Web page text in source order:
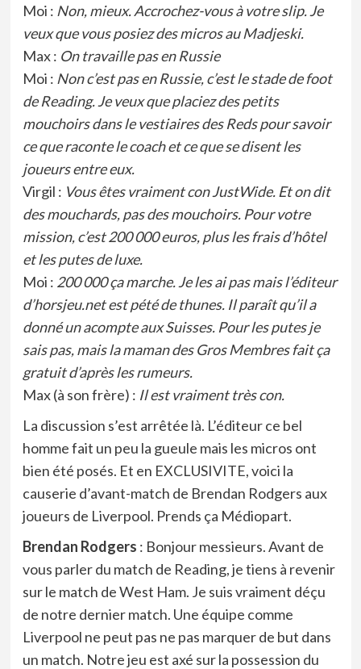
Moi : Non, mieux. Accrochez-vous à votre slip. Je
veux que vous posiez des micros au Madjeski.
Max : On travaille pas en Russie
Moi : Non c’est pas en Russie, c’est le stade de foot
de Reading. Je veux que placiez des petits
mouchoirs dans le vestiaires des Reds pour savoir
ce que raconte le coach et ce que se disent les
joueurs entre eux.
Virgil : Vous êtes vraiment con JustWide. Et on dit
des mouchards, pas des mouchoirs. Pour votre
mission, c’est 200 000 euros, plus les frais d’hôtel
et les putes de luxe.
Moi : 200 000 ça marche. Je les ai pas mais l’éditeur
d’horsjeu.net est pété de thunes. Il paraît qu’il a
donné un acompte aux Suisses. Pour les putes je
sais pas, mais la maman des Gros Membres fait ça
gratuit d’après les rumeurs.
Max (à son frère) : Il est vraiment très con.
La discussion s’est arrêtée là. L’éditeur ce bel
homme fait un peu la gueule mais les micros ont
bien été posés. Et en EXCLUSIVITE, voici la
causerie d’avant-match de Brendan Rodgers aux
joueurs de Liverpool. Prends ça Médiopart.
Brendan Rodgers : Bonjour messieurs. Avant de
vous parler du match de Reading, je tiens à revenir
sur le match de West Ham. Je suis vraiment déçu
de notre dernier match. Une équipe comme
Liverpool ne peut pas ne pas marquer de but dans
un match. Notre jeu est axé sur la possession du